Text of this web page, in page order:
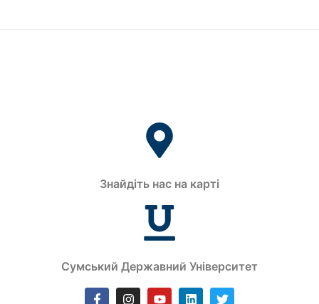
Знайдіть нас на карті
Сумський Державний Університет